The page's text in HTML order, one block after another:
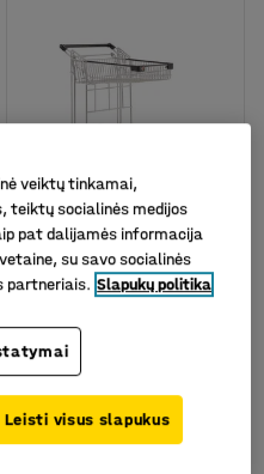
Parduotuvių vežimėlis
chromuotas
Prekės kodas
veiktų tinkamai,
teiktų socialinės medijos
pat dalijamės informacija
su savo socialinės
partneriais. Slapukų politika
Leisti visus slapukus